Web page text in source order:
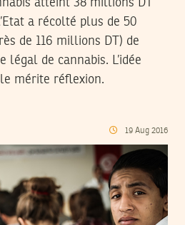
atteint 38 millions DT
a récolté plus de 50
de 116 millions DT) de
légal de cannabis. L’idée
mérite réflexion.
19 Aug 2016